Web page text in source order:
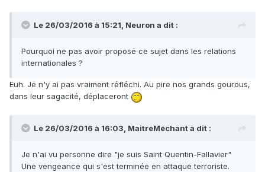
Le 26/03/2016 à 15:21, Neuron a dit :
Pourquoi ne pas avoir proposé ce sujet dans les relations
internationales ?
Euh. Je n'y ai pas vraiment réfléchi. Au pire nos grands gourous,
dans leur sagacité, déplaceront
Le 26/03/2016 à 16:03, MaitreMéchant a dit :
Je n'ai vu personne dire "je suis Saint Quentin-Fallavier"
Une vengeance qui s'est terminée en attaque terroriste.